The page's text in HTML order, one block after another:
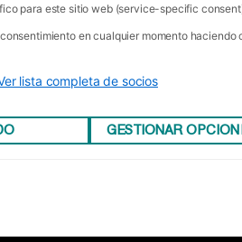
para este sitio web (service-specific
en cualquier momento
lista completa de socios
GESTIONAR